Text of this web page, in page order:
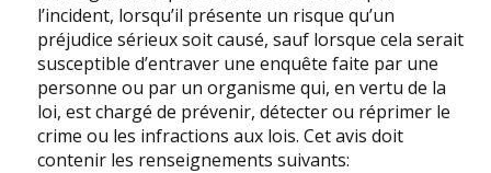
l’incident, lorsqu’il présente un risque qu’un
préjudice sérieux soit causé, sauf lorsque cela serait
susceptible d’entraver une enquête faite par une
personne ou par un organisme qui, en vertu de la
loi, est chargé de prévenir, détecter ou réprimer le
crime ou les infractions aux lois. Cet avis doit
contenir les renseignements suivants: